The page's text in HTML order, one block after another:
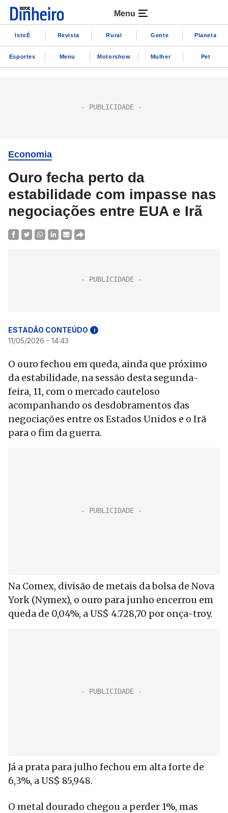
Menu
IstoÉ Revista Rural Gente Planeta
Esportes Menu Motorshow Mulher Pet
Economia
Ouro fecha perto da
estabilidade com impasse nas
negociações entre EUA e Irã
ESTADÃO CONTEÚDO i
11/05/2026 - 14:43
O ouro fechou em queda, ainda que próximo
da estabilidade, na sessão desta segunda-
feira, 11, com o mercado cauteloso
acompanhando os desdobramentos das
negociações entre os Estados Unidos e o Irã
para o fim da guerra.
Na Comex, divisão de metais da bolsa de Nova
York (Nymex), o ouro para junho encerrou em
queda de 0,04%, a US$ 4.728,70 por onça-troy.
Já a prata para julho fechou em alta forte de
6,3%, a US$ 85,948.
O metal dourado chegou a perder 1%, mas